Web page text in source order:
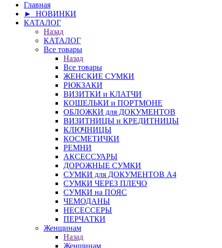
Главная
► НОВИНКИ
КАТАЛОГ
Назад
КАТАЛОГ
Все товары
Назад
Все товары
ЖЕНСКИЕ СУМКИ
РЮКЗАКИ
ВИЗИТКИ и КЛАТЧИ
КОШЕЛЬКИ и ПОРТМОНЕ
ОБЛОЖКИ для ДОКУМЕНТОВ
ВИЗИТНИЦЫ и КРЕДИТНИЦЫ
КЛЮЧНИЦЫ
КОСМЕТИЧКИ
РЕМНИ
АКСЕССУАРЫ
ДОРОЖНЫЕ СУМКИ
СУМКИ для ДОКУМЕНТОВ А4
СУМКИ ЧЕРЕЗ ПЛЕЧО
СУМКИ на ПОЯС
ЧЕМОДАНЫ
НЕСЕССЕРЫ
ПЕРЧАТКИ
Женщинам
Назад
Женщинам